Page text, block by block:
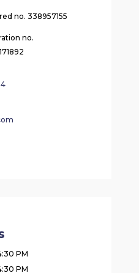
no. 338957155
no.
PM
PM